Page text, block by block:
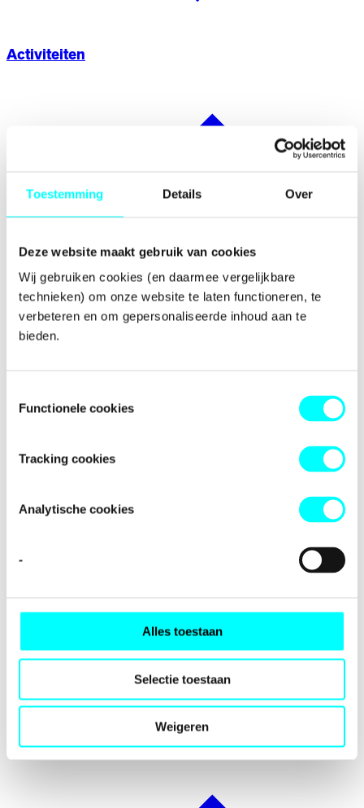
Toestemming Details Over
Deze website maakt gebruik van cookies
Wij gebruiken cookies (en daarmee vergelijkbare
technieken) om onze website te laten functioneren, te
verbeteren en om gepersonaliseerde inhoud aan te
bieden.
Functionele cookies
Tracking cookies
Analytische cookies
-
Alles toestaan
Selectie toestaan
Weigeren
Activiteiten
Prijzen
Internationalisering